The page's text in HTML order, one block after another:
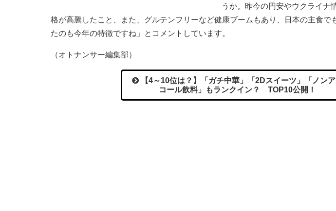
うか。昨今の円安やウクライナ
格が高騰したこと、また、グルテンフリーなど健康ブームもあり、日本の主食で
たのも今年の特徴ですね」とコメントしています。
（オトナンサー編集部）
【4～10位は？】「ガチ中華」「2Dスイーツ」「ノン
コール飲料」もランクイン？ TOP10公開！